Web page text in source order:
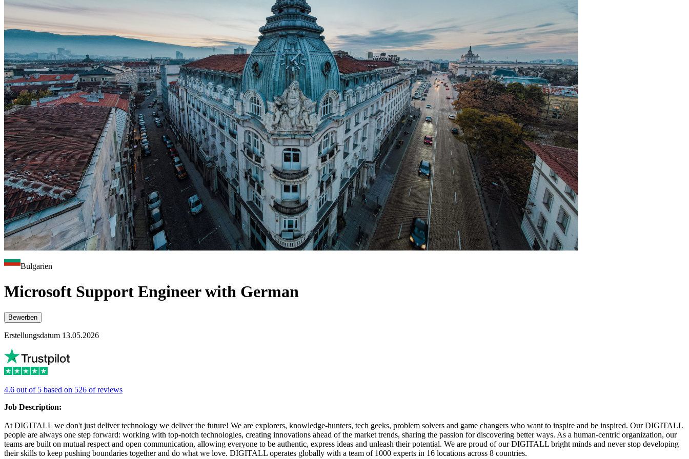
Bulgarien
Microsoft Support Engineer with German
Bewerben
Erstellungsdatum 13.05.2026
4.6 out of 5 based on 526 of reviews
Job Description:
At DIGITALL we don't just deliver technology we deliver the future! We are explorers, knowledge-hunters, tech geeks, problem solvers and game changers who want to inspire and be inspired. Our DIGITALL
people are always one step forward: working with top-notch technologies, creating innovations ahead of the market trends, sharing the passion for discovering better ways. As a human-centric organization, our
teams are built on mutual respect and open communication, allowing everyone to be authentic, express ideas and unleash their potential. We are proud of our DIGITALL bright minds and never stop developing
their skills to keep pushing boundaries together and do what we love. DIGITALL operates globally with a team of 1000 experts in 16 locations across 8 countries.